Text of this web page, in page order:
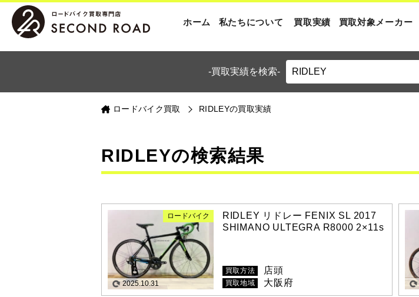
ホーム 私たちについて 買取実績 買取対象メーカー
-買取実績を検索-
ロードバイク買取 RIDLEYの買取実績
RIDLEYの検索結果
ロードバイク
2025.10.31
RIDLEY リドレー FENIX SL 2017
SHIMANO ULTEGRA R8000 2×11s
買取方法 店頭
買取地域 大阪府